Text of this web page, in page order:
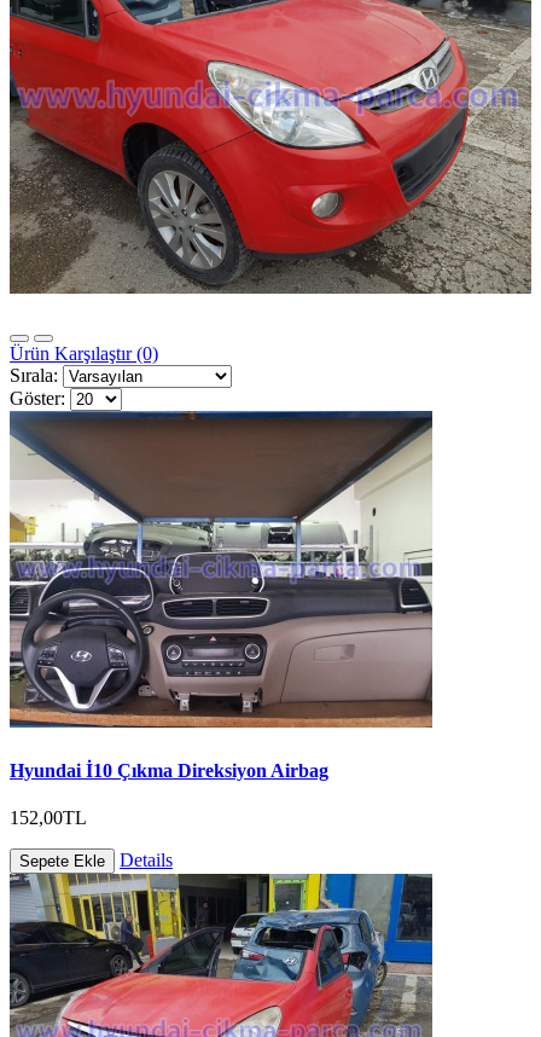
Ürün Karşılaştır (0)
Sırala:
Göster:
Hyundai İ10 Çıkma Direksiyon Airbag
152,00TL
Sepete Ekle Details